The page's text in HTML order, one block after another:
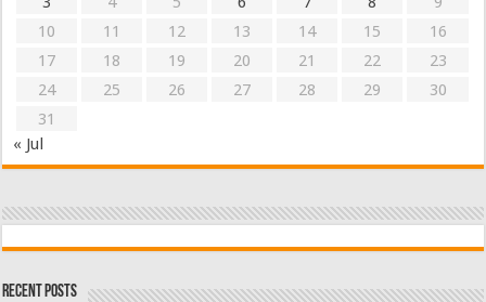
10
11 12 13 14 15
16
17
18 19 20 21 22
23
24
25 26 27 28 29
30
31
« Jul
Recent Posts